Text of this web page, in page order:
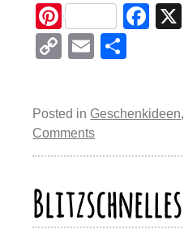
Pi
nt
er
st
F
b
k
C
y
Li
k
E
n
Posted in Geschenkideen,
Comments
Blitzschnelles